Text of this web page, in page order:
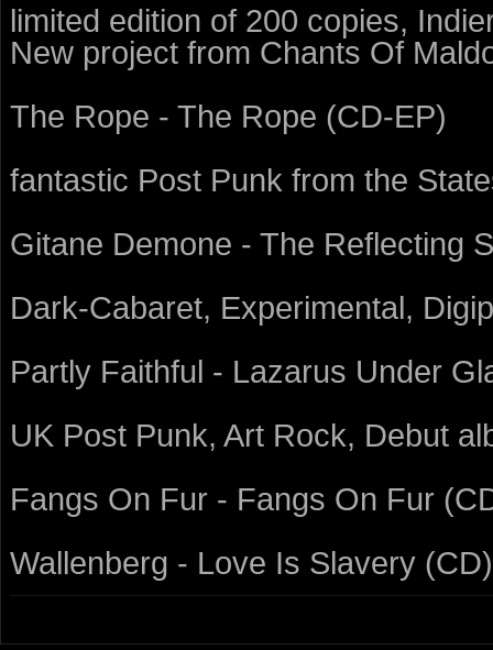
limited edition of 200 copies,
New project from Chants Of
The Rope - The Rope (CD-EP)
fantastic Post Punk from the
Gitane Demone - The Reflecting
Dark-Cabaret, Experimental,
Partly Faithful - Lazarus Under
UK Post Punk, Art Rock, Debut
Fangs On Fur - Fangs On Fur
Wallenberg - Love Is Slavery (CD)